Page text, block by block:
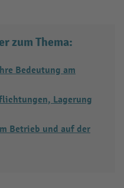
zum Thema:
Bedeutung am
Lagerung
Betrieb und auf der